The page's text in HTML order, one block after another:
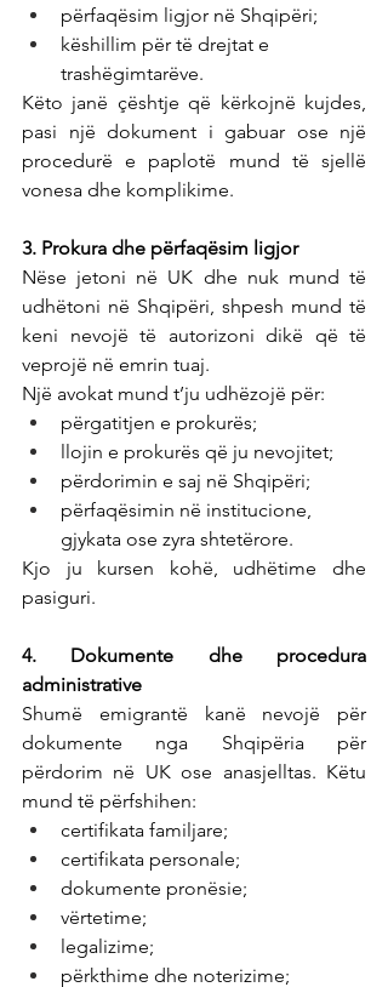
përfaqësim ligjor në Shqipëri;
këshillim për të drejtat e
trashëgimtarëve.
Këto janë çështje që kërkojnë kujdes,
pasi një dokument i gabuar ose një
procedurë e paplotë mund të sjellë
vonesa dhe komplikime.
3. Prokura dhe përfaqësim ligjor
Nëse jetoni në UK dhe nuk mund të
udhëtoni në Shqipëri, shpesh mund të
keni nevojë të autorizoni dikë që të
veprojë në emrin tuaj.
Një avokat mund t’ju udhëzojë për:
përgatitjen e prokurës;
llojin e prokurës që ju nevojitet;
përdorimin e saj në Shqipëri;
përfaqësimin në institucione,
gjykata ose zyra shtetërore.
Kjo ju kursen kohë, udhëtime dhe
pasiguri.
4. Dokumente dhe procedura
administrative
Shumë emigrantë kanë nevojë për
dokumente nga Shqipëria për
përdorim në UK ose anasjelltas. Këtu
mund të përfshihen:
certifikata familjare;
certifikata personale;
dokumente pronësie;
vërtetime;
legalizime;
përkthime dhe noterizime;